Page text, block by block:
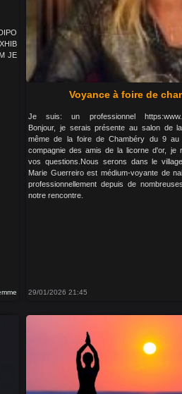
JE
Voyance à foire de
Je suis: un professionnel
Bonjour, je serais présente au salon de
même de la foire de Chambéry du 9 au
compagnie des amis de la licorne d'or, je
vos questions.Nous serons dans le
Marie Guerreiro est médium-voyante de
professionnellement depuis de
notre rencontre.
29/01/2026 21:45